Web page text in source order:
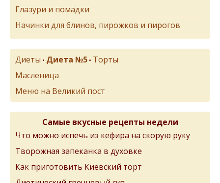
Глазури и помадки
Начинки для блинов, пирожков и пирогов
Диеты • Диета №5 • Торты
Масленица
Меню на Великий пост
Самые вкусные рецепты недели
Что можно испечь из кефира на скорую руку
Творожная запеканка в духовке
Как приготовить Киевский торт